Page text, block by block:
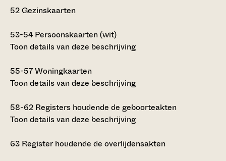
52Gezinskaarten
53-54 Persoonskaarten (wit)
Toon details van deze beschrijving
55-57Woningkaarten
Toon details van deze beschrijving
58-62 Registers houdende de geboorteakten
Toon details van deze beschrijving
63 Register houdende de overlijdensakten